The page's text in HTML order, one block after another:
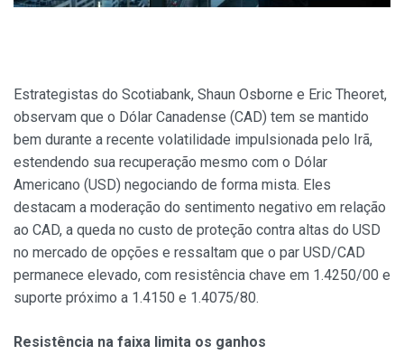
Estrategistas do Scotiabank, Shaun Osborne e Eric Theoret,
observam que o Dólar Canadense (CAD) tem se mantido
bem durante a recente volatilidade impulsionada pelo Irã,
estendendo sua recuperação mesmo com o Dólar
Americano (USD) negociando de forma mista. Eles
destacam a moderação do sentimento negativo em relação
ao CAD, a queda no custo de proteção contra altas do USD
no mercado de opções e ressaltam que o par USD/CAD
permanece elevado, com resistência chave em 1.4250/00 e
suporte próximo a 1.4150 e 1.4075/80.
Resistência na faixa limita os ganhos